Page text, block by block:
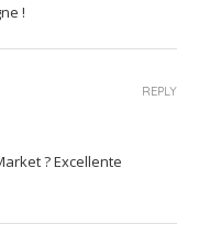
!
? Excellente
REPLY